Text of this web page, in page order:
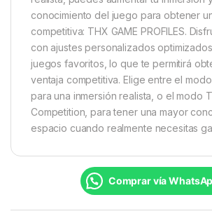
conocimiento del juego para obtener
competitiva: THX GAME PROFILES.
con ajustes personalizados
juegos favoritos, lo que te permitirá
ventaja competitiva. Elige entre el
para una inmersión realista, o el modo
Competition, para tener una mayor
espacio cuando realmente necesitas
Comprar vía